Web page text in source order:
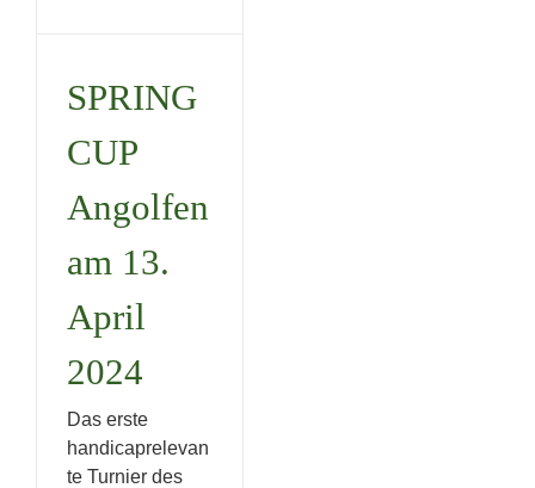
April
2024
SPRING
CUP
Angolfen
am 13.
April
2024
Das erste
handicaprelevan
te Turnier des